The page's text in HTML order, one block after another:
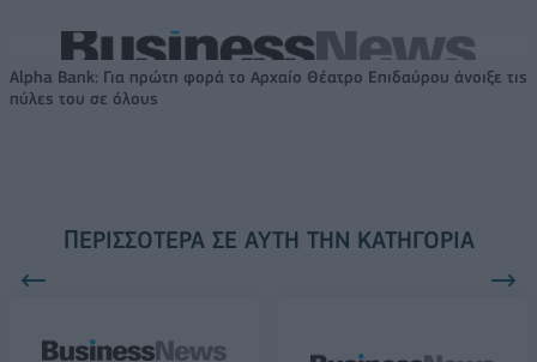
Alpha Bank: Για πρώτη φορά το Αρχαίο Θέατρο Επιδαύρου άνοιξε τις
πύλες του σε όλους
ΠΕΡΙΣΣΌΤΕΡΑ ΣΕ ΑΥΤΉ ΤΗΝ ΚΑΤΗΓΟΡΊΑ